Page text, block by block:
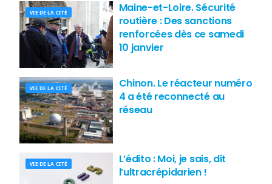
VIE DE LA CITÉ
Maine-et-Loire. Sécurité
routière : Des sanctions
renforcées dès ce samedi
10 janvier
VIE DE LA CITÉ
Chinon. Le réacteur numéro
4 a été reconnecté au
réseau
VIE DE LA CITÉ
L’édito : Moi, je sais, dit
l’ultracrépidarien !